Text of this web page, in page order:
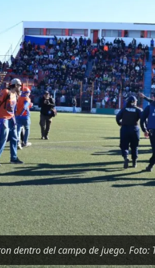
dentro del campo de juego. Foto: